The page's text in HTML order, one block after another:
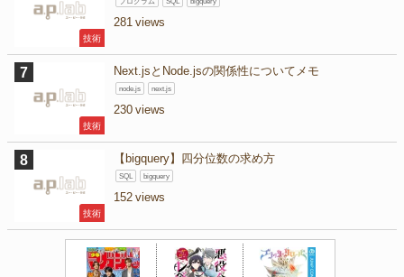
技術
281
技術
Next.jsとNode.jsの関係性についてメモ
node.js next.js
230
技術
【bigquery】四分位数の求め方
SQL bigquery
152